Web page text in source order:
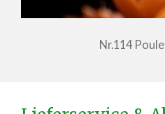
Nr.114